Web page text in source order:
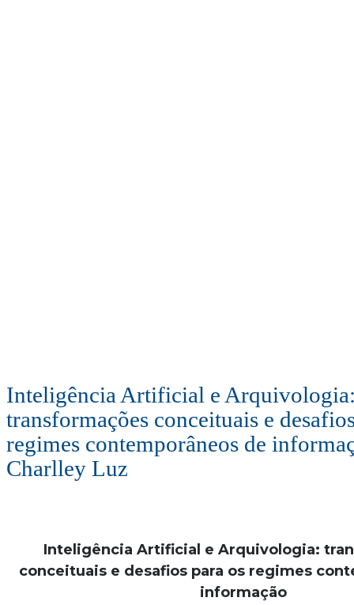
Inteligência Artificial e
transformações conceituais e
regimes contemporâneos de
Charlley Luz
Inteligência Artificial e Arquivologia:
conceituais e desafios para os regimes
informação